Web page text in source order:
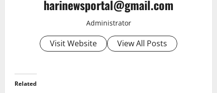
harinewsportal@gmail.com
Administrator
Visit Website View All Posts
Related